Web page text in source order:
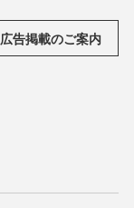
広告掲載のご案内